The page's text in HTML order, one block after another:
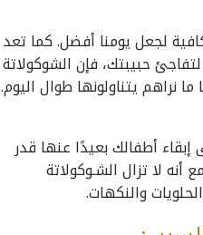
لجعل يومنا أفضل. كما تعد
حبيبتك، فإن الشوكولاتة
نراهم يتناولونها طوال اليوم.
أطفالك بعيدًا عنها قدر
لا تزال الشـوكولاتة
والنكهات.